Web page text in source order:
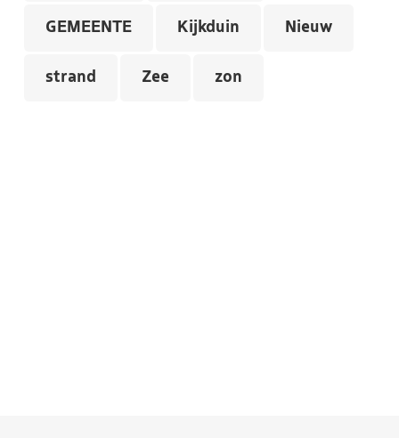
GEMEENTE Kijkduin Nieuw
strand Zee zon